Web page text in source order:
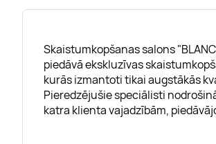
Skaistumkopšanas salons
piedāvā ekskluzīvas
kurās izmantoti tikai augstākās
Pieredzējušie speciālisti
katra klienta vajadzībām,